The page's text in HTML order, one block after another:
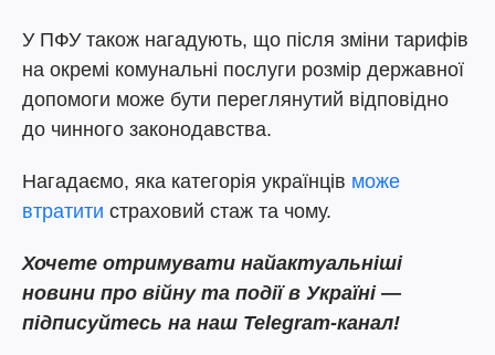
У ПФУ також нагадують, що після зміни тарифів
на окремі комунальні послуги розмір державної
допомоги може бути переглянутий відповідно
до чинного законодавства.
Нагадаємо, яка категорія українців може
втратити страховий стаж та чому.
Хочете отримувати найактуальніші
новини про війну та події в Україні —
підписуйтесь на наш Telegram-канал!